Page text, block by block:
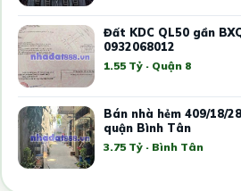
Đất KDC QL50 gần
0932068012
1.55 Tỷ · Quận 8
Bán nhà hẻm 409/18/
quận Bình Tân
3.75 Tỷ · Bình Tân